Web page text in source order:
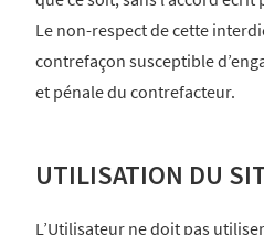
Le non-respect de cette
contrefaçon susceptible
et pénale du contrefacteur.
UTILISATION DU
L’Utilisateur ne doit pas